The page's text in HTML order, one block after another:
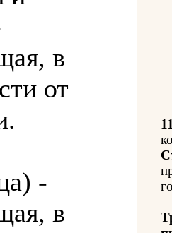
в
от
-
в